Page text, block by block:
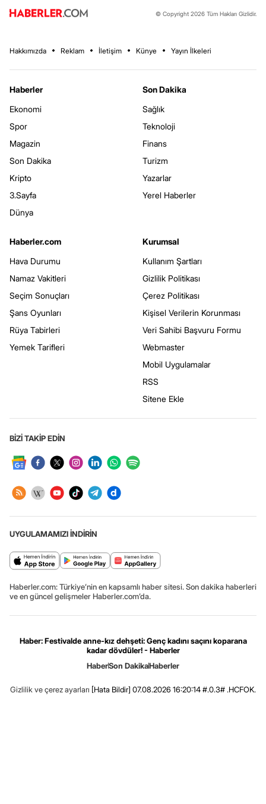
© Copyright 2026 Tüm Hakları Gizlidir.
Hakkımızda Reklam İletişim Künye Yayın İlkeleri
Haberler
Ekonomi
Spor
Magazin
Son Dakika
Kripto
3.Sayfa
Dünya
Son Dakika
Sağlık
Teknoloji
Finans
Turizm
Yazarlar
Yerel Haberler
Haberler.com
Hava Durumu
Namaz Vakitleri
Seçim Sonuçları
Şans Oyunları
Rüya Tabirleri
Yemek Tarifleri
Kurumsal
Kullanım Şartları
Gizlilik Politikası
Çerez Politikası
Kişisel Verilerin Korunması
Veri Sahibi Başvuru Formu
Webmaster
Mobil Uygulamalar
RSS
Sitene Ekle
BİZİ TAKİP EDİN
UYGULAMAMIZI İNDİRİN
Haberler.com: Türkiye’nin en kapsamlı haber sitesi. Son dakika haberleri
ve en güncel gelişmeler Haberler.com’da.
Haber: Festivalde anne-kız dehşeti: Genç kadını saçını koparana
kadar dövdüler! - Haberler
HaberSon DakikaHaberler
Gizlilik ve çerez ayarları [Hata Bildir] 07.08.2026 16:20:14 #.0.3# .HCFOK.